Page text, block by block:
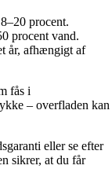
procent.
procent vand.
år, afhængigt af
fås i
– overfladen kan
eller se efter
sikrer, at du får